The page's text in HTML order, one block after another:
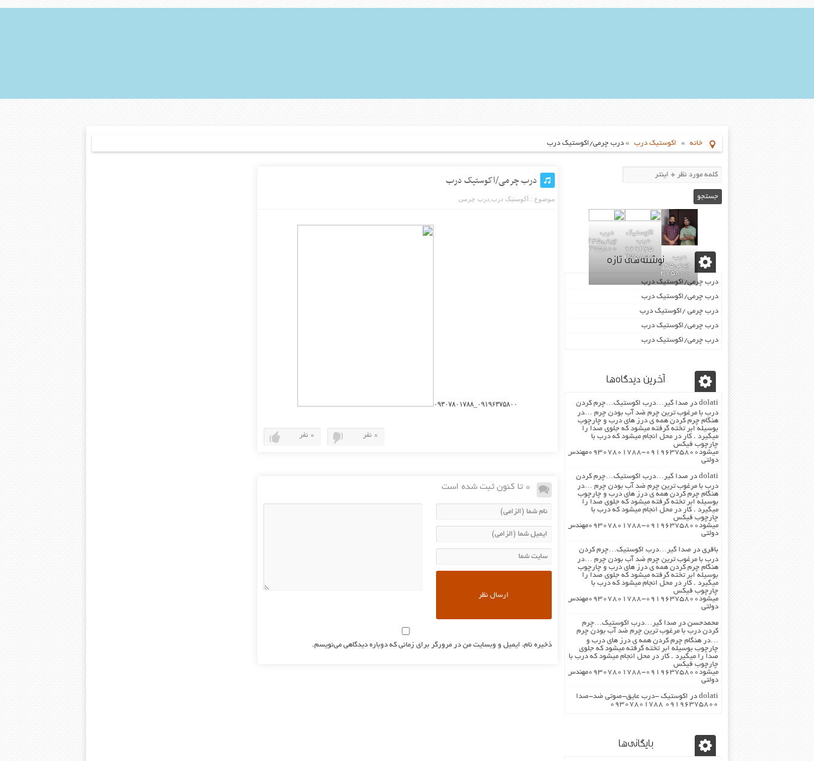
خانه » اکوستیک درب » درب چرمی/اکوستیک درب
درب چرمی/اکوستیک درب
موضوع : اکوستیک درب درب چرمی
۰۹۱۹۶۳۷۵۸۰۰_۰۹۳۰۷۸۰۱۷۸۸
0 نفر 0 نفر
0 تا کنون ثبت شده است
ذخیره نام، ایمیل و وبسایت من در مرورگر برای زمانی که دوباره دیدگاهی می‌نویسم.
درب
چرمی02155969245-
09196375800
اکوستیک
درب
02155969245-
09196375800
درب
09196375800
نوشته‌های تازه
درب چرمی/اکوستیک درب
درب چرمی/اکوستیک درب
درب چرمی /اکوستیک درب
درب چرمی/اکوستیک درب
درب چرمی/اکوستیک درب
آخرین دیدگاه‌ها
dolati در صدا گیر…درب اکوستیک…چرم کردن
درب با مرغوب ترین چرم ضد آب بودن چرم …در
هنگام چرم کردن همه ی درز های درب و چارچوب
بوسیله ابر تخته گرفته میشود که جلوی صدا را
میگیرد . کار در محل انجام میشود که درب با
چارچوب فیکس
میشود۰۹۱۹۶۳۷۵۸۰۰-۰۹۳۰۷۸۰۱۷۸۸مهندس
دولتی
dolati در صدا گیر…درب اکوستیک…چرم کردن
درب با مرغوب ترین چرم ضد آب بودن چرم …در
هنگام چرم کردن همه ی درز های درب و چارچوب
بوسیله ابر تخته گرفته میشود که جلوی صدا را
میگیرد . کار در محل انجام میشود که درب با
چارچوب فیکس
میشود۰۹۱۹۶۳۷۵۸۰۰-۰۹۳۰۷۸۰۱۷۸۸مهندس
دولتی
باقری در صدا گیر…درب اکوستیک…چرم کردن
درب با مرغوب ترین چرم ضد آب بودن چرم …در
هنگام چرم کردن همه ی درز های درب و چارچوب
بوسیله ابر تخته گرفته میشود که جلوی صدا را
میگیرد . کار در محل انجام میشود که درب با
چارچوب فیکس
میشود۰۹۱۹۶۳۷۵۸۰۰-۰۹۳۰۷۸۰۱۷۸۸مهندس
دولتی
محمدحسن در صدا گیر…درب اکوستیک…چرم
کردن درب با مرغوب ترین چرم ضد آب بودن چرم
…در هنگام چرم کردن همه ی درز های درب و
چارچوب بوسیله ابر تخته گرفته میشود که جلوی
صدا را میگیرد . کار در محل انجام میشود که درب با
چارچوب فیکس
میشود۰۹۱۹۶۳۷۵۸۰۰-۰۹۳۰۷۸۰۱۷۸۸مهندس
دولتی
dolati در اکوستیک -درب عایق-صوتی ضد-صدا
۰۹۱۹۶۳۷۵۸۰۰ ۰۹۳۰۷۸۰۱۷۸۸
بایگانی‌ها